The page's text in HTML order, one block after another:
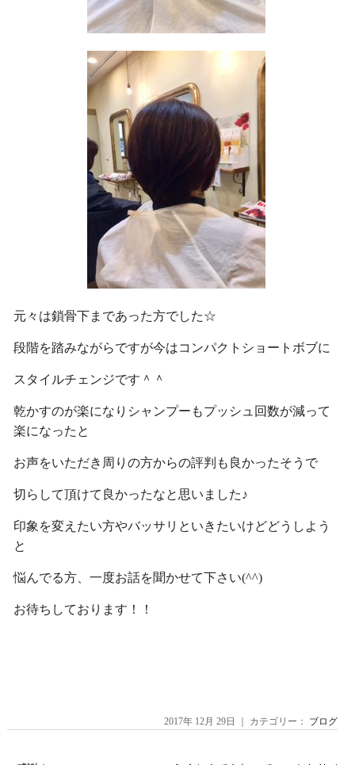
元々は鎖骨下まであった方でした☆
段階を踏みながらですが今はコンパクトショートボブに
スタイルチェンジです＾＾
乾かすのが楽になりシャンプーもプッシュ回数が減って
楽になったと
お声をいただき周りの方からの評判も良かったそうで
切らして頂けて良かったなと思いました♪
印象を変えたい方やバッサリといきたいけどどうしよう
と
悩んでる方、一度お話を聞かせて下さい(^^)
お待ちしております！！
2017年 12月 29日 ｜ カテゴリー： ブログ